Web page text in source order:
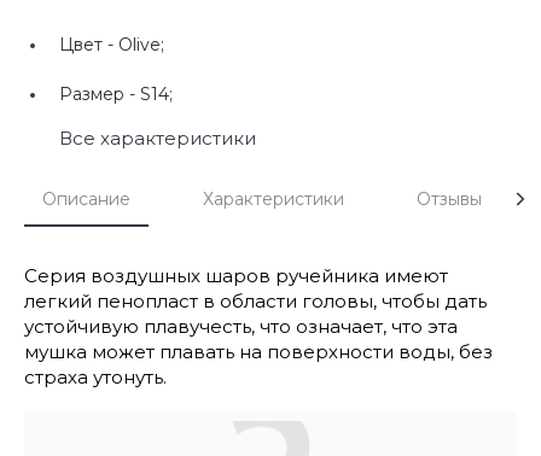
Цвет - Olive;
Размер - S14;
Все характеристики
Описание Характеристики Отзывы
Серия воздушных шаров ручейника имеют
легкий пенопласт в области головы, чтобы дать
устойчивую плавучесть, что означает, что эта
мушка может плавать на поверхности воды, без
страха утонуть.